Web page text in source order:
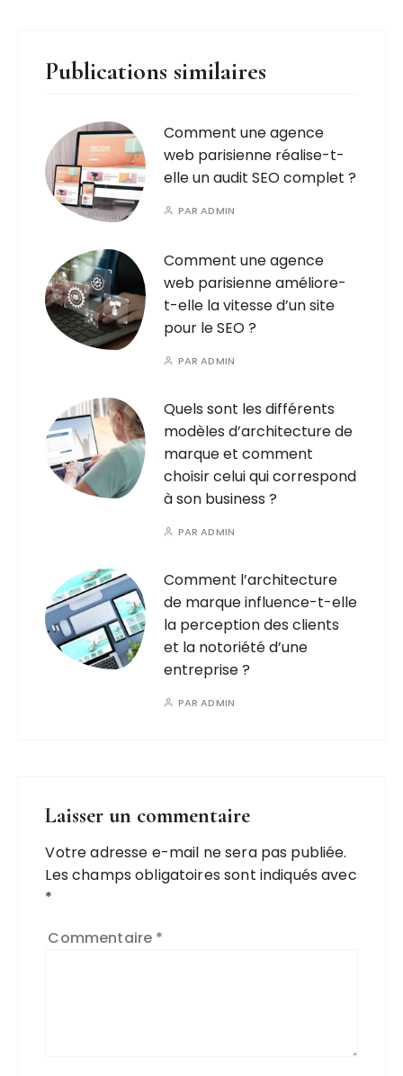
Publications similaires
Comment une agence
web parisienne réalise-t-
elle un audit SEO complet ?
PARADMIN
Comment une agence
web parisienne améliore-
t-elle la vitesse d’un site
pour le SEO ?
PARADMIN
Quels sont les différents
modèles d’architecture de
marque et comment
choisir celui qui correspond
à son business ?
PARADMIN
Comment l’architecture
de marque influence-t-elle
la perception des clients
et la notoriété d’une
entreprise ?
PARADMIN
Laisser un commentaire
Votre adresse e-mail ne sera pas publiée.
Les champs obligatoires sont indiqués avec
*
Commentaire *